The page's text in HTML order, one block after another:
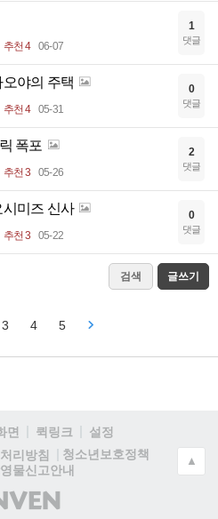
추천 4 06-07
1
댓글
오야의 주택
추천 4 05-31
0
댓글
폭포
추천 3 05-26
2
댓글
시미즈 신사
추천 3 05-22
0
댓글
검색 글쓰기
3 4 5
면 퀵링크
설정
리방침
청소년보호정책
물신고안내
(주)
인
▲